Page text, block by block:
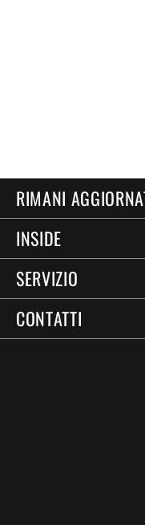
RIMANI
INSIDE
SERVIZIO
CONTATTI